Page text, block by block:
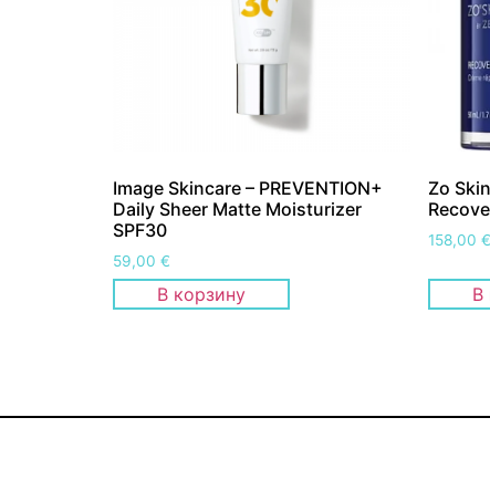
Image Skincare – PREVENTION+
Daily Sheer Matte Moisturizer
SPF30
59,00 €
В корзину
Zo
158,00 €
В